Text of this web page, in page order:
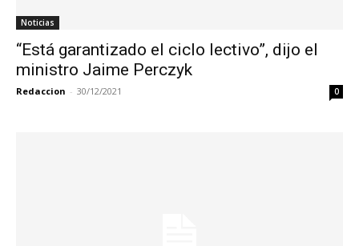
Noticias
“Está garantizado el ciclo lectivo”, dijo el
ministro Jaime Perczyk
Redaccion - 30/12/2021 0